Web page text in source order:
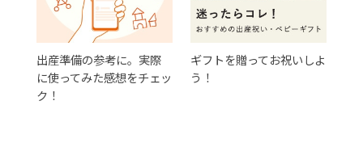
出産準備の参考に。実際
に使ってみた感想をチェッ
ク！
ギフトを贈ってお祝いしよ
う！